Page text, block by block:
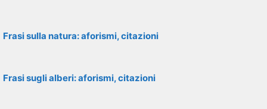
Frasi sulla natura: aforismi, citazioni
Frasi sugli alberi: aforismi, citazioni